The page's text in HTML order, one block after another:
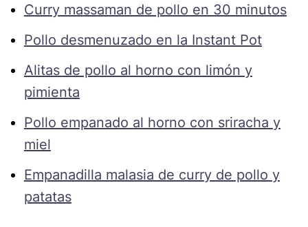
Curry massaman de pollo en 30 minutos
Pollo desmenuzado en la Instant Pot
Alitas de pollo al horno con limón y
pimienta
Pollo empanado al horno con sriracha y
miel
Empanadilla malasia de curry de pollo y
patatas